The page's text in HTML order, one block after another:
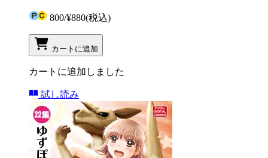
800/¥880(税込)
カートに追加
カートに追加しました
試し読み